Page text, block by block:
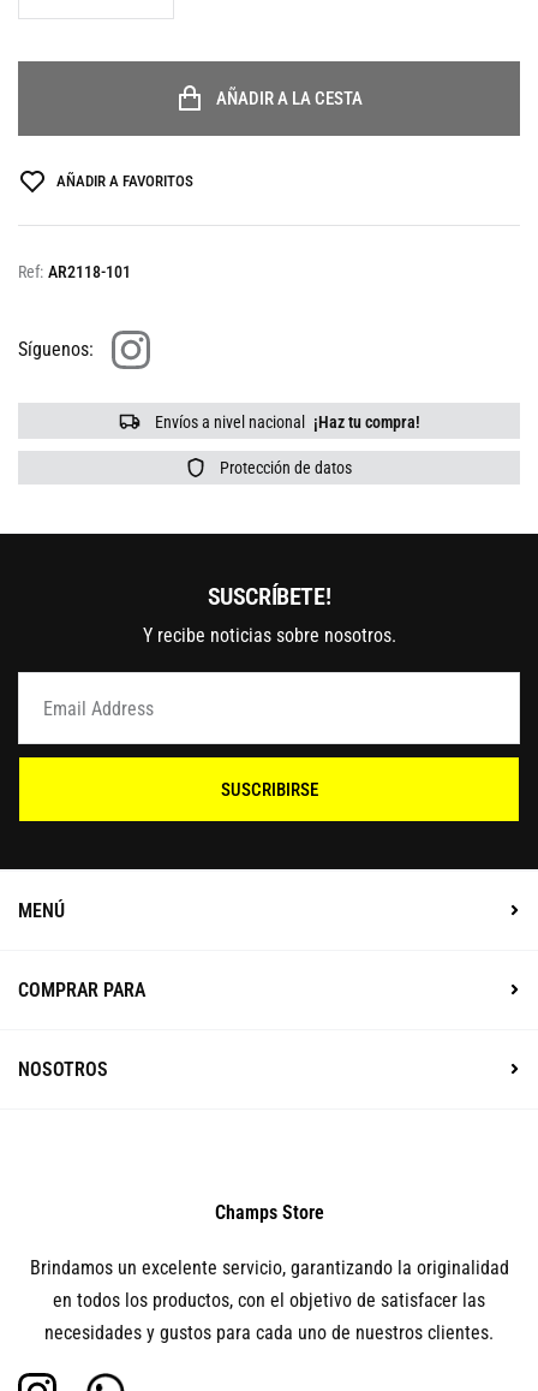
AÑADIR A LA CESTA
AÑADIR A FAVORITOS
Ref: AR2118-101
Síguenos:
Envíos a nivel nacional ¡Haz tu compra!
Protección de datos
SUSCRÍBETE!
Y recibe noticias sobre nosotros.
SUSCRIBIRSE
Champs Store
Brindamos un excelente servicio, garantizando la originalidad
en todos los productos, con el objetivo de satisfacer las
necesidades y gustos para cada uno de nuestros clientes.
MENÚ
COMPRAR PARA
NOSOTROS